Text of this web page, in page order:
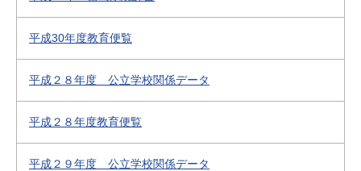
平成30年度教育便覧
平成２８年度 公立学校関係データ
平成２８年度教育便覧
平成２９年度 公立学校関係データ